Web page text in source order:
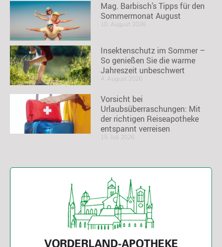
Mag. Barbisch’s Tipps für den
Sommermonat August
10. August 2026
Insektenschutz im Sommer –
So genießen Sie die warme
Jahreszeit unbeschwert
4. August 2026
Vorsicht bei
Urlaubsüberraschungen: Mit
der richtigen Reiseapotheke
entspannt verreisen
15. Juli 2026